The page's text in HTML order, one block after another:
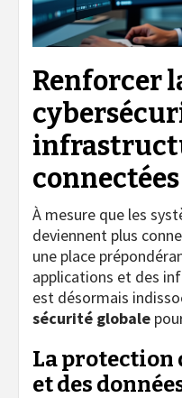
Renforcer
connectées
À mesure que les
deviennent plus
une place
applications et des
est désormais
sécurité globale
La protection
et des